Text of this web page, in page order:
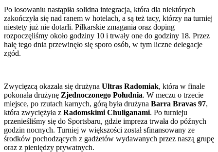
Po losowaniu nastąpiła solidna integracja, która dla niektórych
zakończyła się nad ranem w hotelach, a są też tacy, którzy na turniej
niestety już nie dotarli. Piłkarskie zmagania oraz doping
rozpoczęliśmy około godziny 10 i trwały one do godziny 18. Przez
halę tego dnia przewinęło się sporo osób, w tym liczne delegacje
zgód.
Zwycięzcą okazała się drużyna Ultras Radomiak, która w finale
pokonała drużynę Zjednoczonego Południa. W meczu o trzecie
miejsce, po rzutach karnych, górą była drużyna Barra Bravas 97,
która zwyciężyła z Radomskimi Chuliganami. Po turnieju
przenieśliśmy się do Sportsbaru, gdzie impreza trwała do późnych
godzin nocnych. Turniej w większości został sfinansowany ze
środków pochodzących z gadżetów wydawanych przez naszą grupę
oraz z pieniędzy prywatnych.